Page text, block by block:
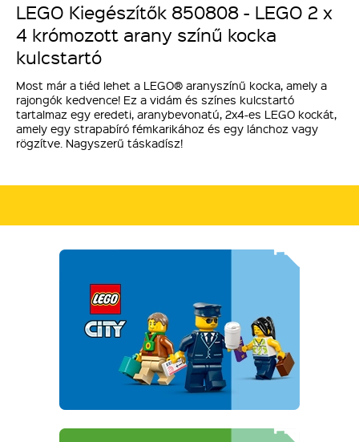
LEGO Kiegészítők 850808 - LEGO 2 x
4 krómozott arany színű kocka
kulcstartó
Most már a tiéd lehet a LEGO® aranyszínű kocka, amely a
rajongók kedvence! Ez a vidám és színes kulcstartó
tartalmaz egy eredeti, aranybevonatú, 2x4-es LEGO kockát,
amely egy strapabíró fémkarikához és egy lánchoz vagy
rögzítve. Nagyszerű táskadísz!